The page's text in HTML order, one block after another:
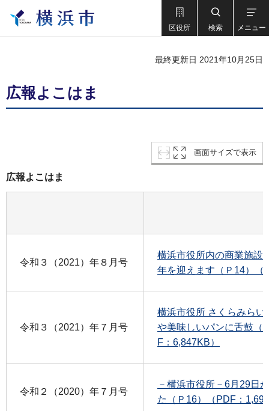
区役所 検索 メニュー
最終更新日 2021年10月25日
広報よこはま
画面サイズで表示
広報よこはま
令和３（2021）年８月号
横浜市役所内の商業施設
年を迎えます（Ｐ14）（
令和３（2021）年７月号
横浜市役所 さくらみら
や美味しいパンに舌鼓（
F：6,847KB）
令和２（2020）年７月号
－横浜市役所－6月29日
た（Ｐ16）（PDF：